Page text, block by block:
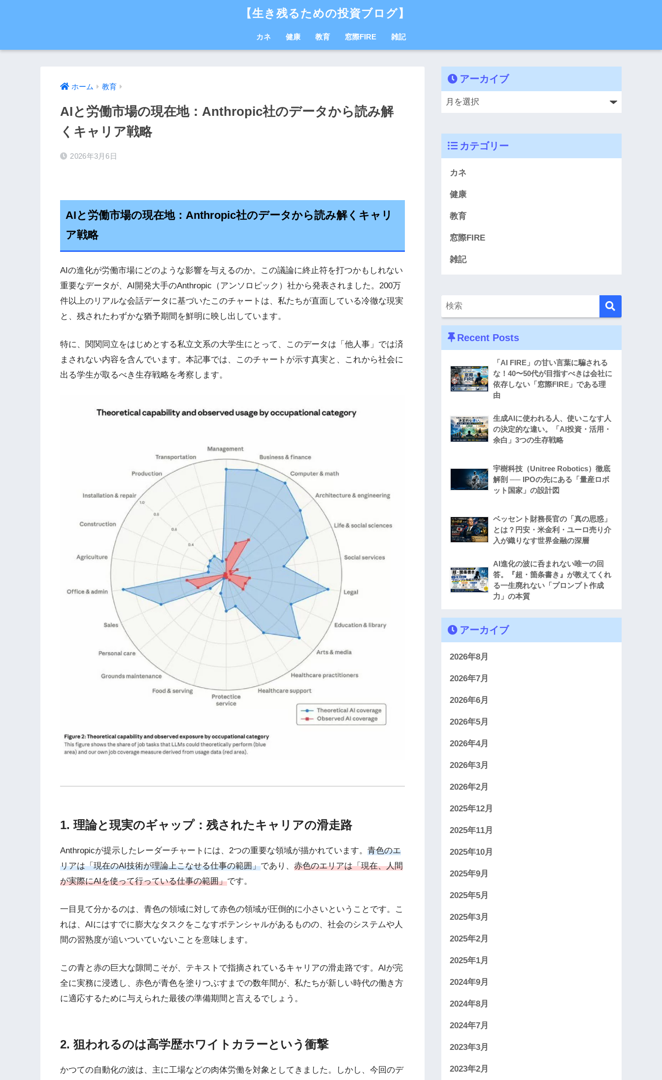
【生き残るための投資ブログ】
カネ 健康 教育 窓際FIRE 雑記
ホーム 教育
AIと労働市場の現在地：Anthropic社のデータから読み解
くキャリア戦略
2026年3月6日
AIと労働市場の現在地：Anthropic社のデータから読み解くキャリ
ア戦略
AIの進化が労働市場にどのような影響を与えるのか。この議論に終止符を打つかもしれない
重要なデータが、AI開発大手のAnthropic（アンソロピック）社から発表されました。200万
件以上のリアルな会話データに基づいたこのチャートは、私たちが直面している冷徹な現実
と、残されたわずかな猶予期間を鮮明に映し出しています。
特に、関関同立をはじめとする私立文系の大学生にとって、このデータは「他人事」では済
まされない内容を含んでいます。本記事では、このチャートが示す真実と、これから社会に
出る学生が取るべき生存戦略を考察します。
1. 理論と現実のギャップ：残されたキャリアの滑走路
Anthropicが提示したレーダーチャートには、2つの重要な領域が描かれています。 青色のエ
リアは「現在のAI技術が理論上こなせる仕事の範囲」であり、 赤色のエリアは「現在、人間
が実際にAIを使って行っている仕事の範囲」です。
一目見て分かるのは、青色の領域に対して赤色の領域が圧倒的に小さいということです。こ
れは、AIにはすでに膨大なタスクをこなすポテンシャルがあるものの、社会のシステムや人
間の習熟度が追いついていないことを意味します。
この青と赤の巨大な隙間こそが、テキストで指摘されているキャリアの滑走路です。AIが完
全に実務に浸透し、赤色が青色を塗りつぶすまでの数年間が、私たちが新しい時代の働き方
に適応するために与えられた最後の準備期間と言えるでしょう。
2. 狙われるのは高学歴ホワイトカラーという衝撃
かつての自動化の波は、主に工場などの肉体労働を対象としてきました。しかし、今回のデ
アーカイブ
カテゴリー
カネ
健康
教育
窓際FIRE
雑記
Recent Posts
「AI FIRE」の甘い言葉に騙される
な！40〜50代が目指すべきは会社に
依存しない「窓際FIRE」である理
由
生成AIに使われる人、使いこなす人
の決定的な違い。「AI投資・活用・
余白」3つの生存戦略
宇樹科技（Unitree Robotics）徹底
解剖 ── IPOの先にある「量産ロボ
ット国家」の設計図
ベッセント財務長官の「真の思惑」
とは？円安・米金利・ユーロ売り介
入が織りなす世界金融の深層
AI進化の波に呑まれない唯一の回
答。『超・箇条書き』が教えてくれ
る一生廃れない「プロンプト作成
力」の本質
アーカイブ
2026年8月
2026年7月
2026年6月
2026年5月
2026年4月
2026年3月
2026年2月
2025年12月
2025年11月
2025年10月
2025年9月
2025年5月
2025年3月
2025年2月
2025年1月
2024年9月
2024年8月
2024年7月
2023年3月
2023年2月